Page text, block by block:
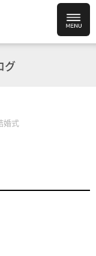
グ
婚式